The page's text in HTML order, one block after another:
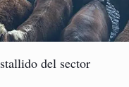
del sector